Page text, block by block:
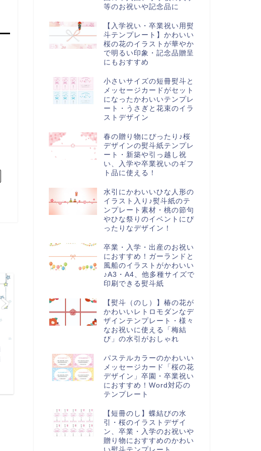
プレート！Excel・Wordでテキ
スト入力して完成！...
見積書
Excel・Wordで電子印鑑も利用
可能、書き方が簡単なテ...
等のお祝いや記念品に
【入学祝い・卒業祝い用熨
斗テンプレート】かわいい
桜の花のイラストが華やか
で明るい印象・記念品贈呈
にもおすすめ
小さいサイズの短冊熨斗と
メッセージカードがセット
になったかわいいテンプレ
ート・うさぎと花束のイラ
ストデザイン
春の贈り物にぴったり♪桜
デザインの熨斗紙テンプレ
ート・新築や引っ越し祝
い、入学や卒業祝いのギフ
ト品に使える！
水引にかわいいひな人形の
イラスト入り♪熨斗紙のテ
ンプレート素材・桃の節句
やひな祭りのイベントにぴ
ったりなデザイン！
卒業・入学・出産のお祝い
におすすめ！ガーランドと
風船のイラストがかわいい
♪A3・A4、他多種サイズで
印刷できる熨斗紙
【熨斗（のし）】椿の花が
かわいいレトロモダンなデ
ザインテンプレート・様々
なお祝いに使える「梅結
び」の水引がおしゃれ
パステルカラーのかわいい
メッセージカード「桜の花
デザイン」卒園・卒業祝い
におすすめ！Word対応の
テンプレート
【短冊のし】蝶結びの水
引・桜のイラストデザイ
ン、卒業・入学のお祝いや
贈り物におすすめのかわい